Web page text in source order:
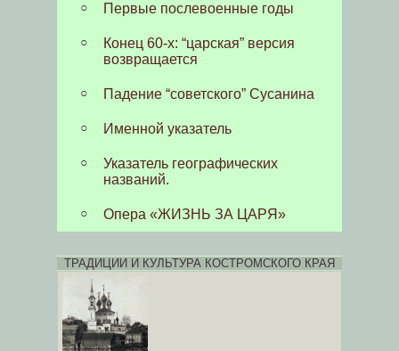
Первые послевоенные годы
Конец 60-х: “царская” версия
возвращается
Падение “советского” Сусанина
Именной указатель
Указатель географических
названий.
Опера «ЖИЗНЬ ЗА ЦАРЯ»
ТРАДИЦИИ И КУЛЬТУРА КОСТРОМСКОГО КРАЯ